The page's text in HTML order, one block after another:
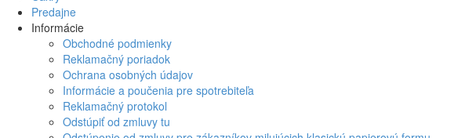
Predajne
Informácie
Obchodné podmienky
Reklamačný poriadok
Ochrana osobných údajov
Informácie a poučenia pre spotrebiteľa
Reklamačný protokol
Odstúpiť od zmluvy tu